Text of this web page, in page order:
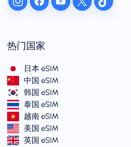
热门国家
日本 eSIM
中国 eSIM
韩国 eSIM
泰国 eSIM
越南 eSIM
美国 eSIM
英国 eSIM